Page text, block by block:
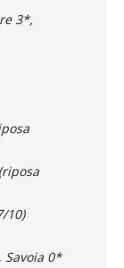
3*,
10)
Savoia 0*